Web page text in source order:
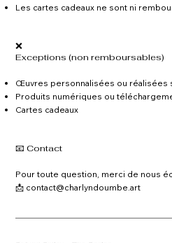
Les cartes cadeaux ne sont ni
❌
Exceptions (non remboursables)
Œuvres personnalisées ou réalisées
Produits numériques ou
Cartes cadeaux
📧 Contact
Pour toute question, merci de nous
📩 contact@charlyndoumbe.art